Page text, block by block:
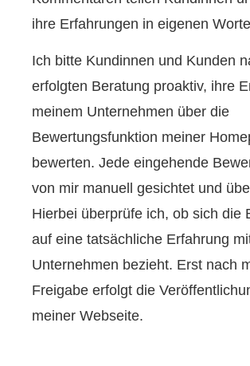
ihre Erfahrungen in eigenen
Ich bitte Kundinnen und Kunden
erfolgten Beratung proaktiv, ihre
meinem Unternehmen über die
Bewertungsfunktion meiner
bewerten. Jede eingehende
von mir manuell gesichtet und
Hierbei überprüfe ich, ob sich die
auf eine tatsächliche Erfahrung
Unternehmen bezieht. Erst nach
Freigabe erfolgt die
meiner Webseite.